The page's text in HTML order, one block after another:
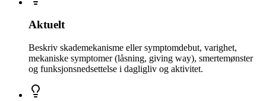
Aktuelt
Beskriv skademekanisme eller symptomdebut, varighet,
mekaniske symptomer (låsning, giving way), smertemønster
og funksjonsnedsettelse i dagligliv og aktivitet.